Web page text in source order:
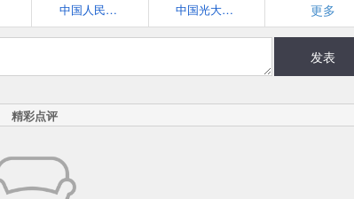
中国人民银行 中国光大银行 更多
发表
精彩点评